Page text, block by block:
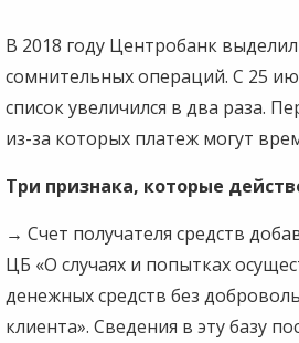
В 2018 году Центробанк
сомнительных операций. С 25
список увеличился в два раза.
из-за которых платеж могут
Три признака, которые
→ Счет получателя средств
ЦБ «О случаях и попытках
денежных средств без
клиента». Сведения в эту базу